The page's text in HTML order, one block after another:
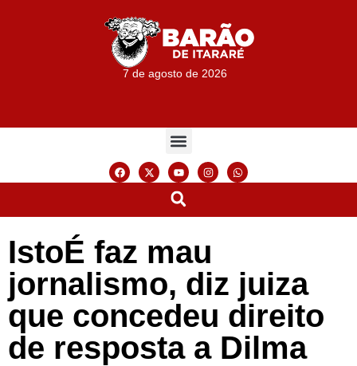
7 de agosto de 2026
IstoÉ faz mau
jornalismo, diz juiza
que concedeu direito
de resposta a Dilma